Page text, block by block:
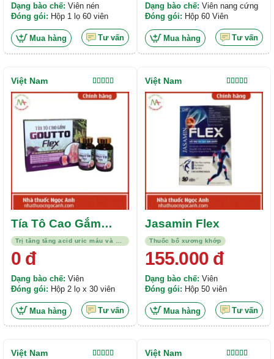
Dạng bào chế: Viên nén
Đóng gói: Hộp 1 lọ 60 viên
Mua hàng Tư vấn
Dạng bào chế: Viên nang cứng
Đóng gói: Hộp 60 Viên
Mua hàng Tư vấn
Tía Tô Cao Gắm
Goutto Flex
Được xếp
hạng5.00
0 đ
Dạng bào chế: Viên
Đóng gói: Hộp 2 lọ x 30 viên
Mua hàng Tư vấn
Việt Nam
Thuốc bổ xương khớp
Jasamin Flex
Được xếp
hạng4.00
5 sao
155.000đ
Dạng bào chế: Viên
Đóng gói: Hộp 50 viên
Mua hàng Tư vấn
Việt Nam
Việt Nam Việt Nam